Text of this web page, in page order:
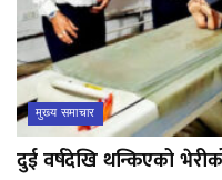
मुख्य समाचार
दुई वर्षदेखि थन्किएको